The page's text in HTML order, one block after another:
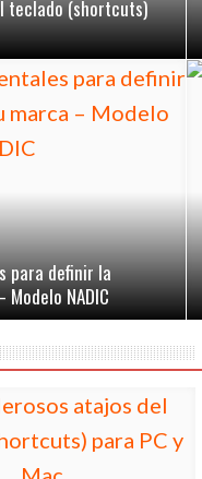
teclado (shortcuts)
para definir la
NADIC